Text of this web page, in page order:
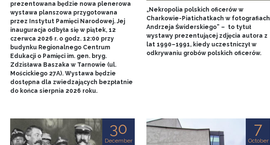
prezentowana będzie nowa plenerowa
wystawa planszowa przygotowana
przez Instytut Pamięci Narodowej. Jej
inauguracja odbyła się w piątek, 12
czerwca 2026 r. o godz. 12:00 przy
budynku Regionalnego Centrum
Edukacji o Pamięci im. gen. bryg.
Zdzisława Baszaka w Tarnowie (ul.
Mościckiego 27A). Wystawa będzie
dostępna dla zwiedzających bezpłatnie
do końca sierpnia 2026 roku.
„Nekropolia polskich oficerów w
Charkowie-Piatichatkach w fotografiach
Andrzeja Świderskiego” – to tytuł
wystawy prezentującej zdjęcia autora z
lat 1990–1991, kiedy uczestniczył w
odkrywaniu grobów polskich oficerów.
30
December
7
October